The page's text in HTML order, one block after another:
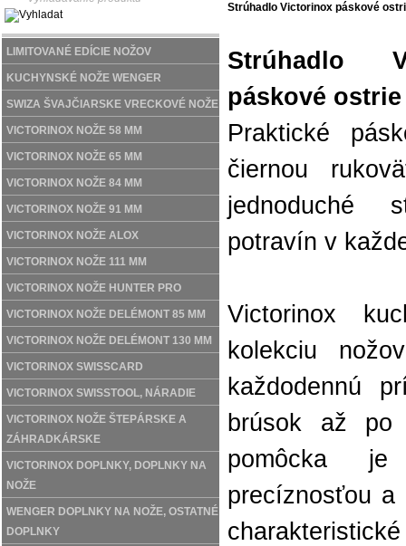
LIMITOVANÉ EDÍCIE NOŽOV
KUCHYNSKÉ NOŽE WENGER
SWIZA ŠVAJČIARSKE VRECKOVÉ NOŽE
VICTORINOX NOŽE 58 MM
VICTORINOX NOŽE 65 MM
VICTORINOX NOŽE 84 MM
VICTORINOX NOŽE 91 MM
VICTORINOX NOŽE ALOX
VICTORINOX NOŽE 111 MM
VICTORINOX NOŽE HUNTER PRO
VICTORINOX NOŽE DELÉMONT 85 MM
VICTORINOX NOŽE DELÉMONT 130 MM
VICTORINOX SWISSCARD
VICTORINOX SWISSTOOL, NÁRADIE
VICTORINOX NOŽE ŠTEPÁRSKE A
ZÁHRADKÁRSKE
VICTORINOX DOPLNKY, DOPLNKY NA
NOŽE
WENGER DOPLNKY NA NOŽE, OSTATNÉ
DOPLNKY
Strúhadlo Victorinox páskové
Strúhadlo
páskové ostrie
Praktické
čiernou
jednoduché
potravín v
Victorinox
kolekciu
každodennú
brúsok až
pomôcka
precíznosťou a